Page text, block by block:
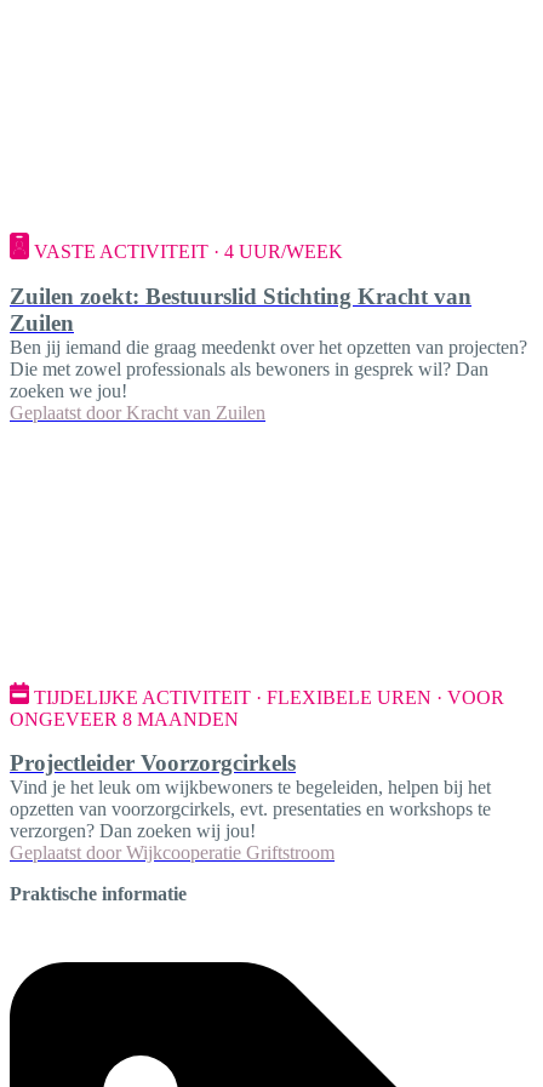
VASTE ACTIVITEIT · 4 UUR/WEEK
Zuilen zoekt: Bestuurslid Stichting Kracht van
Zuilen
Ben jij iemand die graag meedenkt over het opzetten van projecten?
Die met zowel professionals als bewoners in gesprek wil? Dan
zoeken we jou!
Geplaatst door Kracht van Zuilen
TIJDELIJKE ACTIVITEIT · FLEXIBELE UREN · VOOR
ONGEVEER 8 MAANDEN
Projectleider Voorzorgcirkels
Vind je het leuk om wijkbewoners te begeleiden, helpen bij het
opzetten van voorzorgcirkels, evt. presentaties en workshops te
verzorgen? Dan zoeken wij jou!
Geplaatst door Wijkcooperatie Griftstroom
Praktische informatie